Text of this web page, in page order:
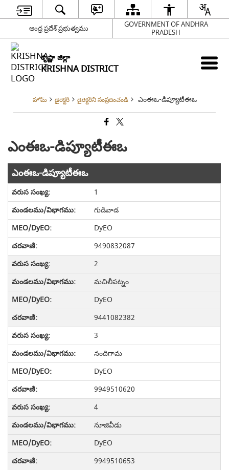
ఆంధ్ర ప్రదేశ్ ప్రభుత్వము
GOVERNMENT OF ANDHRA
PRADESH
కృష్ణా జిల్లా
KRISHNA DISTRICT
హోమ్ డైరెక్టరీ డైరెక్టరీని సంప్రదించండి ఎంఈఒ-డిప్యూటీఈఒ
ఎంఈఒ-డిప్యూటీఈఒ
ఎంఈఒ-డిప్యూటీఈఒ
1
గుడివాడ
DyEO
9490832087
2
మచిలీపట్నం
DyEO
9441082382
3
నందిగామ
DyEO
9949510620
4
నూజివీడు
DyEO
9949510653